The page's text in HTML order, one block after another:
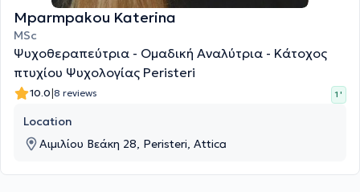
Mparmpakou Katerina
MSc
Ψυχοθεραπεύτρια - Ομαδική Αναλύτρια - Κάτοχος
πτυχίου Ψυχολογίας Peristeri
10.0|8 reviews 1 '
Location
Αιμιλίου Βεάκη 28, Peristeri, Attica